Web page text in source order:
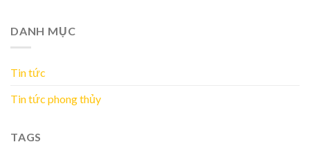
DANH MỤC
Tin tức
Tin tức phong thủy
TAGS